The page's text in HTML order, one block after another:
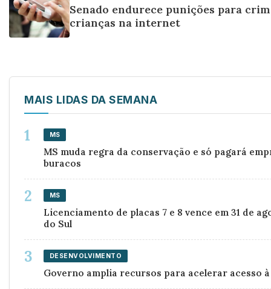
Senado endurece punições para
crianças na internet
MAIS LIDAS DA SEMANA
MS
MS muda regra da conservação e só pagará
buracos
MS
Licenciamento de placas 7 e 8 vence em 31 de
do Sul
DESENVOLVIMENTO
Governo amplia recursos para acelerar acesso